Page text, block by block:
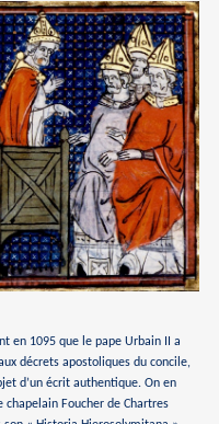
en 1095 que le pape Urbain II a
décrets apostoliques du concile,
d’un écrit authentique. On en
Foucher de Chartres